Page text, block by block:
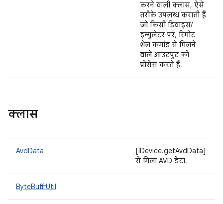
करने वाली क्लास, ऐसे
तरीके उपलब्ध कराती हैं
जो किसी डिवाइस/
इम्युलेटर पर, रिमोट
शेल कमांड से मिलने
वाले आउटपुट को
प्रोसेस करते हैं.
क्लास
AvdData
[IDevice.getAvdData]
से मिला AVD डेटा.
ByteBufferUtil